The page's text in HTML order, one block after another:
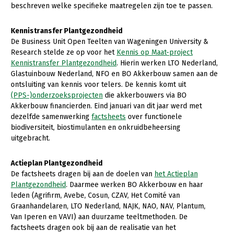
Kalverhouderij
Konijnenhouderij
Melkveehouderij
Paardenhouderij
Pluimveehouderij
Schapenhouderij
Varkenshouderij
Vleesveehouderij
Biologische Landbouw
Bollenteelt
Bomen, vaste planten en zomerbloemen
Fruitteelt
Glastuinbouw
Paddenstoelen
Vollegrondsgroente
Multifunctioneel
Vrouw en Bedrijf
Nieuws
Nieuwsabonnement
Webinars
Over LTO
LTO Nederland
Mensen
Medewerkers
Vakgroepbestuurders
Vacatures
Pers
Contact
beschreven welke specifieke maatregelen zijn toe te passen.
Kennistransfer Plantgezondheid
De Business Unit Open Teelten van Wageningen University &
Research stelde ze op voor het Kennis op Maat-project
Kennistransfer Plantgezondheid. Hierin werken LTO Nederland,
Glastuinbouw Nederland, NFO en BO Akkerbouw samen aan de
ontsluiting van kennis voor telers. De kennis komt uit
(PPS-)onderzoeksprojecten die akkerbouwers via BO
Akkerbouw financierden. Eind januari van dit jaar werd met
dezelfde samenwerking factsheets over functionele
biodiversiteit, biostimulanten en onkruidbeheersing
uitgebracht.
Actieplan Plantgezondheid
De factsheets dragen bij aan de doelen van het Actieplan
Plantgezondheid. Daarmee werken BO Akkerbouw en haar
leden (Agrifirm, Avebe, Cosun, CZAV, Het Comité van
Graanhandelaren, LTO Nederland, NAJK, NAO, NAV, Plantum,
Van Iperen en VAVI) aan duurzame teeltmethoden. De
factsheets dragen ook bij aan de realisatie van het